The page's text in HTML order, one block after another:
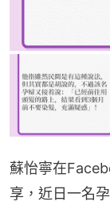
蘇怡寧在
享，近日一名